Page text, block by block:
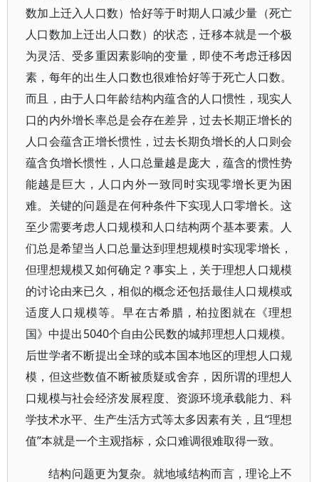
数加上迁入人口数）恰好等于时期人口减少量（死亡
人口数加上迁出人口数）的状态，迁移本就是一个极
为灵活、受多重因素影响的变量，即使不考虑迁移因
素，每年的出生人口数也很难恰好等于死亡人口数。
而且，由于人口年龄结构内蕴含的人口惯性，现实人
口的内外增长率总是会存在差异，过去长期正增长的
人口会蕴含正增长惯性，过去长期负增长的人口则会
蕴含负增长惯性，人口总量越是庞大，蕴含的惯性势
能越是巨大，人口内外一致同时实现零增长更为困
难。关键的问题是在何种条件下实现人口零增长。这
至少需要考虑人口规模和人口结构两个基本要素。人
们总是希望当人口总量达到理想规模时实现零增长，
但理想规模又如何确定？事实上，关于理想人口规模
的讨论由来已久，相似的概念还包括最佳人口规模或
适度人口规模等。早在古希腊，柏拉图就在《理想
国》中提出5040个自由公民数的城邦理想人口规模。
后世学者不断提出全球的或本国本地区的理想人口规
模，但这些数值不断被质疑或舍弃，因所谓的理想人
口规模与社会经济发展程度、资源环境承载能力、科
学技术水平、生产生活方式等太多因素有关，且“理想
值”本就是一个主观指标，众口难调很难取得一致。
结构问题更为复杂。就地域结构而言，理论上不